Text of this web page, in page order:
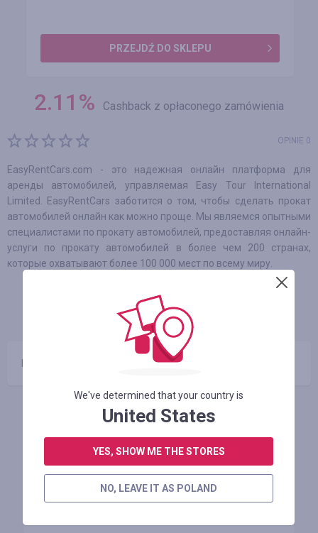
PRZEJDŹ DO SKLEPU
2.11 % Cashback z opłaconego zamówienia
OPINIE 0
EasyRentCars.com - это надежная онлайн платформа для
аренды автомобилей, управляемая Easy Tour International
Limited. EasyRentCars заботится о том, чтобы сделать прокат
автомобилей онлайн как можно проще. Мы являемся опытными
специалистами по прокату автомобилей, предоставляя онлайн-
услуги по прокату автомобилей в более чем 200 странах,
которые охватывают более 100 000 мест по всему миру.
GWARANCJA KUPONY
Podobne sklepy
We've determined that your country is
United States
YES, SHOW ME THE STORES
NO, LEAVE IT AS POLAND